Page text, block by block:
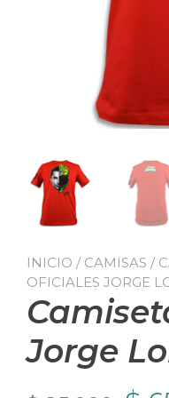
INICIO / CAMISAS /
OFICIALES JORGE
Jorge